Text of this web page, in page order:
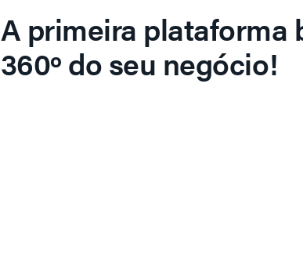
A primeira plataforma
360º do seu negócio!